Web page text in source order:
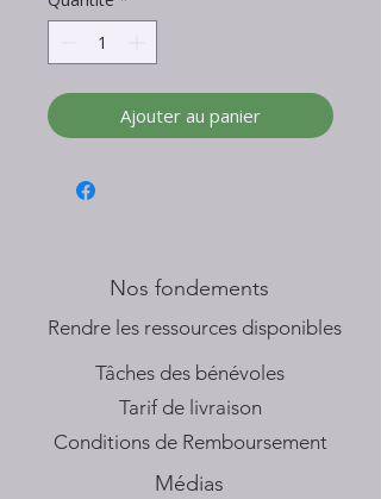
Ajouter au panier
Nos fondements
​Rendre les ressources disponibles
Tâches des bénévoles
Tarif de livraison
Conditions de Remboursement
Médias